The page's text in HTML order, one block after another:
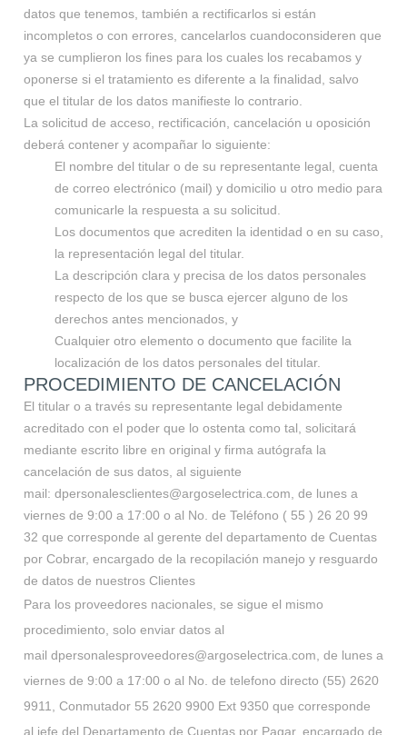
datos que tenemos, también a rectificarlos si están
incompletos o con errores, cancelarlos cuandoconsideren que
ya se cumplieron los fines para los cuales los recabamos y
oponerse si el tratamiento es diferente a la finalidad, salvo
que el titular de los datos manifieste lo contrario.
La solicitud de acceso, rectificación, cancelación u oposición
deberá contener y acompañar lo siguiente:
El nombre del titular o de su representante legal, cuenta
de correo electrónico (mail) y domicilio u otro medio para
comunicarle la respuesta a su solicitud.
Los documentos que acrediten la identidad o en su caso,
la representación legal del titular.
La descripción clara y precisa de los datos personales
respecto de los que se busca ejercer alguno de los
derechos antes mencionados, y
Cualquier otro elemento o documento que facilite la
localización de los datos personales del titular.
PROCEDIMIENTO DE CANCELACIÓN
El titular o a través su representante legal debidamente
acreditado con el poder que lo ostenta como tal, solicitará
mediante escrito libre en original y firma autógrafa la
cancelación de sus datos, al siguiente
mail: dpersonalesclientes@argoselectrica.com , de lunes a
viernes de 9:00 a 17:00 o al No. de Teléfono ( 55 ) 26 20 99
32 que corresponde al gerente del departamento de Cuentas
por Cobrar, encargado de la recopilación manejo y resguardo
de datos de nuestros Clientes
Para los proveedores nacionales, se sigue el mismo
procedimiento, solo enviar datos al
mail dpersonalesproveedores@argoselectrica.com , de lunes a
viernes de 9:00 a 17:00 o al No. de telefono directo (55) 2620
9911, Conmutador 55 2620 9900 Ext 9350 que corresponde
al jefe del Departamento de Cuentas por Pagar, encargado de